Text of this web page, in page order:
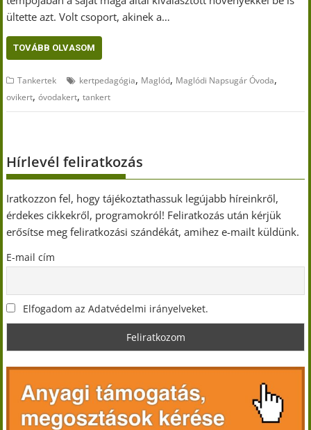
ültette azt. Volt csoport, akinek a…
TOVÁBB OLVASOM
Tankertek kertpedagógia, Maglód, Maglódi Napsugár Óvoda,
ovikert,óvodakert,tankert
Hírlevél feliratkozás
Iratkozzon fel, hogy tájékoztathassuk legújabb híreinkről,
érdekes cikkekről, programokról! Feliratkozás után kérjük
erősítse meg feliratkozási szándékát, amihez e-mailt küldünk.
E-mail cím
Elfogadom az Adatvédelmi irányelveket.